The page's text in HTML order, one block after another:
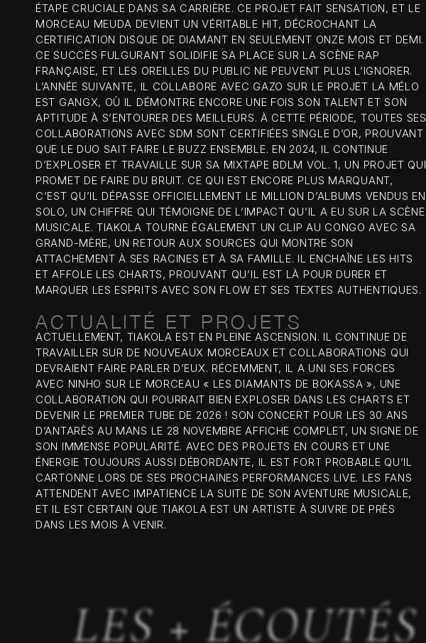
ÉTAPE CRUCIALE DANS SA CARRIÈRE. CE PROJET FAIT SENSATION, ET LE
MORCEAU MEUDA DEVIENT UN VÉRITABLE HIT, DÉCROCHANT LA
CERTIFICATION DISQUE DE DIAMANT EN SEULEMENT ONZE MOIS ET DEMI.
CE SUCCÈS FULGURANT SOLIDIFIE SA PLACE SUR LA SCÈNE RAP
FRANÇAISE, ET LES OREILLES DU PUBLIC NE PEUVENT PLUS L’IGNORER.
L’ANNÉE SUIVANTE, IL COLLABORE AVEC GAZO SUR LE PROJET LA MÉLO
EST GANGX, OÙ IL DÉMONTRE ENCORE UNE FOIS SON TALENT ET SON
APTITUDE À S’ENTOURER DES MEILLEURS. À CETTE PÉRIODE, TOUTES SES
COLLABORATIONS AVEC SDM SONT CERTIFIÉES SINGLE D’OR, PROUVANT
QUE LE DUO SAIT FAIRE LE BUZZ ENSEMBLE. EN 2024, IL CONTINUE
D’EXPLOSER ET TRAVAILLE SUR SA MIXTAPE BDLM VOL. 1, UN PROJET QUI
PROMET DE FAIRE DU BRUIT. CE QUI EST ENCORE PLUS MARQUANT,
C’EST QU’IL DÉPASSE OFFICIELLEMENT LE MILLION D’ALBUMS VENDUS EN
SOLO, UN CHIFFRE QUI TÉMOIGNE DE L’IMPACT QU’IL A EU SUR LA SCÈNE
MUSICALE. TIAKOLA TOURNE ÉGALEMENT UN CLIP AU CONGO AVEC SA
GRAND-MÈRE, UN RETOUR AUX SOURCES QUI MONTRE SON
ATTACHEMENT À SES RACINES ET À SA FAMILLE. IL ENCHAÎNE LES HITS
ET AFFOLE LES CHARTS, PROUVANT QU’IL EST LÀ POUR DURER ET
MARQUER LES ESPRITS AVEC SON FLOW ET SES TEXTES AUTHENTIQUES.
ACTUALITÉ ET PROJETS
ACTUELLEMENT, TIAKOLA EST EN PLEINE ASCENSION. IL CONTINUE DE
TRAVAILLER SUR DE NOUVEAUX MORCEAUX ET COLLABORATIONS QUI
DEVRAIENT FAIRE PARLER D’EUX. RÉCEMMENT, IL A UNI SES FORCES
AVEC NINHO SUR LE MORCEAU « LES DIAMANTS DE BOKASSA », UNE
COLLABORATION QUI POURRAIT BIEN EXPLOSER DANS LES CHARTS ET
DEVENIR LE PREMIER TUBE DE 2026 ! SON CONCERT POUR LES 30 ANS
D’ANTARÈS AU MANS LE 28 NOVEMBRE AFFICHE COMPLET, UN SIGNE DE
SON IMMENSE POPULARITÉ. AVEC DES PROJETS EN COURS ET UNE
ÉNERGIE TOUJOURS AUSSI DÉBORDANTE, IL EST FORT PROBABLE QU’IL
CARTONNE LORS DE SES PROCHAINES PERFORMANCES LIVE. LES FANS
ATTENDENT AVEC IMPATIENCE LA SUITE DE SON AVENTURE MUSICALE,
ET IL EST CERTAIN QUE TIAKOLA EST UN ARTISTE À SUIVRE DE PRÈS
DANS LES MOIS À VENIR.
LES + ÉCOUTÉS